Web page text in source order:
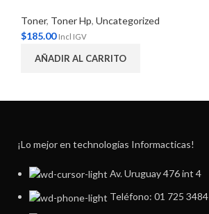
Toner, Toner Hp, Uncategorized
$185.00 Incl IGV
AÑADIR AL CARRITO
¡Lo mejor en technologías Informacticas!
Av. Uruguay 476 int 4
Teléfono: 01 725 3484